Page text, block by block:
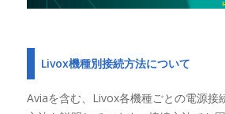
Livox機種別接続方法について
Aviaを含む、Livox各機種ごとの電源接